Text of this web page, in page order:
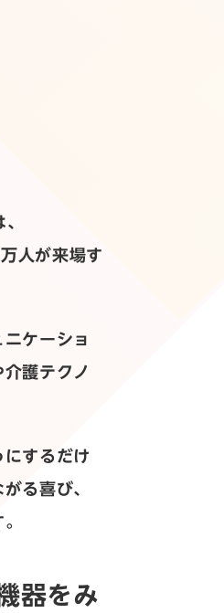
人が来場す
ケーショ
護テクノ
するだけ
る喜び、
器をみ